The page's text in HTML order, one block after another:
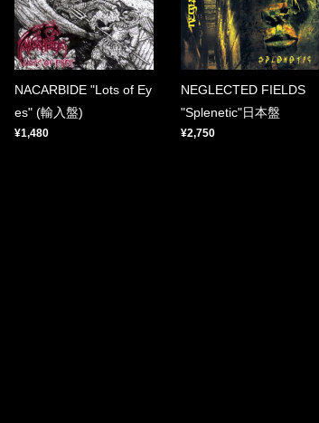
NACARBIDE "Lots of Ey
es" (輸入盤)
¥1,480
NEGLECTED FIELDS
"Splenetic"日本盤
¥2,750